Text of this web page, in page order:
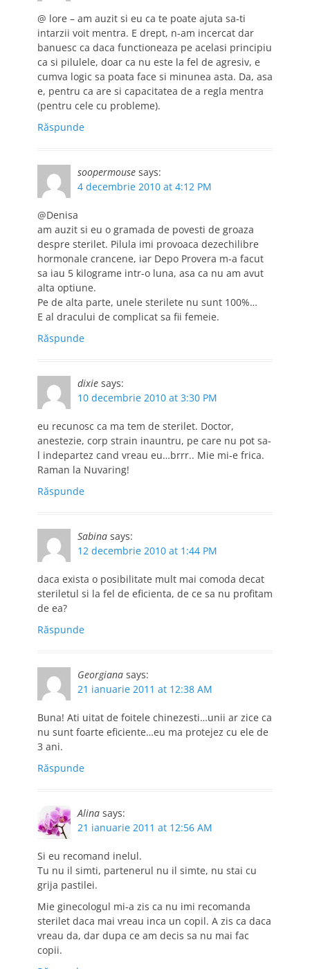
@ lore – am auzit si eu ca te poate ajuta sa-ti
intarzii voit mentra. E drept, n-am incercat dar
banuesc ca daca functioneaza pe acelasi principiu
ca si pilulele, doar ca nu este la fel de agresiv, e
cumva logic sa poata face si minunea asta. Da, asa
e, pentru ca are si capacitatea de a regla mentra
(pentru cele cu probleme).
Răspunde
soopermouse says:
4 decembrie 2010 at 4:12 PM
@Denisa
am auzit si eu o gramada de povesti de groaza
despre sterilet. Pilula imi provoaca dezechilibre
hormonale crancene, iar Depo Provera m-a facut
sa iau 5 kilograme intr-o luna, asa ca nu am avut
alta optiune.
Pe de alta parte, unele sterilete nu sunt 100%…
E al dracului de complicat sa fii femeie.
Răspunde
dixie says:
10 decembrie 2010 at 3:30 PM
eu recunosc ca ma tem de sterilet. Doctor,
anestezie, corp strain inauntru, pe care nu pot sa-
l indepartez cand vreau eu…brrr.. Mie mi-e frica.
Raman la Nuvaring!
Răspunde
Sabina says:
12 decembrie 2010 at 1:44 PM
daca exista o posibilitate mult mai comoda decat
steriletul si la fel de eficienta, de ce sa nu profitam
de ea?
Răspunde
Georgiana says:
21 ianuarie 2011 at 12:38 AM
Buna! Ati uitat de foitele chinezesti…unii ar zice ca
nu sunt foarte eficiente…eu ma protejez cu ele de
3 ani.
Răspunde
Alina says:
21 ianuarie 2011 at 12:56 AM
Si eu recomand inelul.
Tu nu il simti, partenerul nu il simte, nu stai cu
grija pastilei.
Mie ginecologul mi-a zis ca nu imi recomanda
sterilet daca mai vreau inca un copil. A zis ca daca
vreau da, dar dupa ce am decis sa nu mai fac
copii.